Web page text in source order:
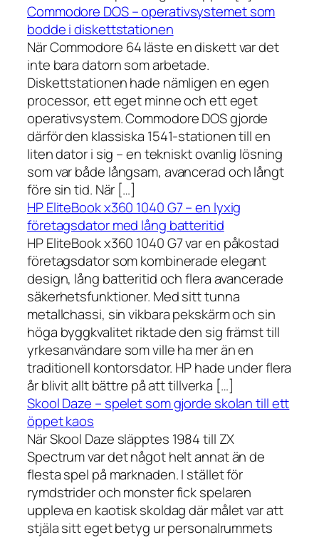
Commodore DOS – operativsystemet som
bodde i diskettstationen
När Commodore 64 läste en diskett var det
inte bara datorn som arbetade.
Diskettstationen hade nämligen en egen
processor, ett eget minne och ett eget
operativsystem. Commodore DOS gjorde
därför den klassiska 1541-stationen till en
liten dator i sig – en tekniskt ovanlig lösning
som var både långsam, avancerad och långt
före sin tid. När […]
HP EliteBook x360 1040 G7 – en lyxig
företagsdator med lång batteritid
HP EliteBook x360 1040 G7 var en påkostad
företagsdator som kombinerade elegant
design, lång batteritid och flera avancerade
säkerhetsfunktioner. Med sitt tunna
metallchassi, sin vikbara pekskärm och sin
höga byggkvalitet riktade den sig främst till
yrkesanvändare som ville ha mer än en
traditionell kontorsdator. HP hade under flera
år blivit allt bättre på att tillverka […]
Skool Daze – spelet som gjorde skolan till ett
öppet kaos
När Skool Daze släpptes 1984 till ZX
Spectrum var det något helt annat än de
flesta spel på marknaden. I stället för
rymdstrider och monster fick spelaren
uppleva en kaotisk skoldag där målet var att
stjäla sitt eget betyg ur personalrummets